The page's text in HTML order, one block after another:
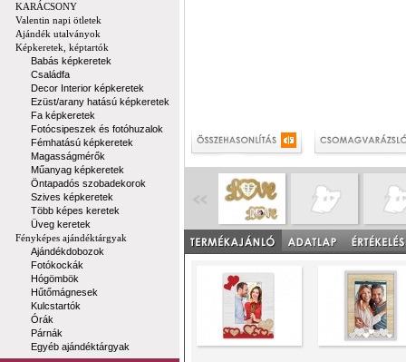
KARÁCSONY
Valentin napi ötletek
Ajándék utalványok
Képkeretek, képtartók
Babás képkeretek
Családfa
Decor Interior képkeretek
Ezüst/arany hatású képkeretek
Fa képkeretek
Fotócsipeszek és fotóhuzalok
Fémhatású képkeretek
Magasságmérők
Műanyag képkeretek
Öntapadós szobadekorok
Szives képkeretek
Több képes keretek
Üveg keretek
Fényképes ajándéktárgyak
Ajándékdobozok
Fotókockák
Hógömbök
Hűtőmágnesek
Kulcstartók
Órák
Párnák
Egyéb ajándéktárgyak